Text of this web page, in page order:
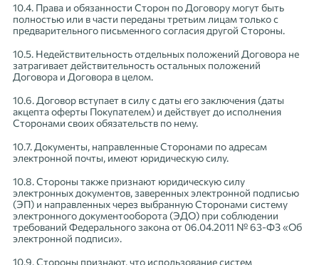
10.4. Права и обязанности Сторон по Договору могут быть
полностью или в части переданы третьим лицам только с
предварительного письменного согласия другой Стороны.
10.5. Недействительность отдельных положений Договора не
затрагивает действительность остальных положений
Договора и Договора в целом.
10.6. Договор вступает в силу с даты его заключения (даты
акцепта оферты Покупателем) и действует до исполнения
Сторонами своих обязательств по нему.
10.7. Документы, направленные Сторонами по адресам
электронной почты, имеют юридическую силу.
10.8. Стороны также признают юридическую силу
электронных документов, заверенных электронной подписью
(ЭП) и направленных через выбранную Сторонами систему
электронного документооборота (ЭДО) при соблюдении
требований Федерального закона от 06.04.2011 № 63-ФЗ «Об
электронной подписи».
10.9. Стороны признают, что использование систем